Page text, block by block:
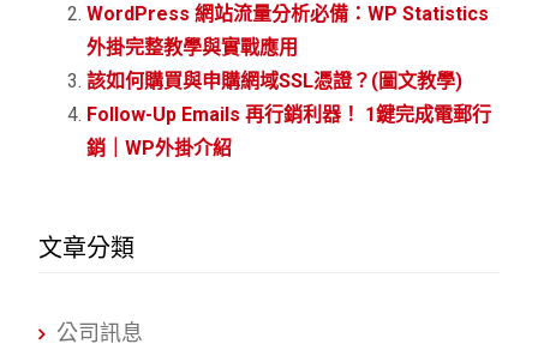
WordPress 網站流量分析必備：WP Statistics
外掛完整教學與實戰應用
該如何購買與申購網域SSL憑證？(圖文教學)
Follow-Up Emails 再行銷利器！ 1鍵完成電郵行
銷｜WP外掛介紹
文章分類
公司訊息